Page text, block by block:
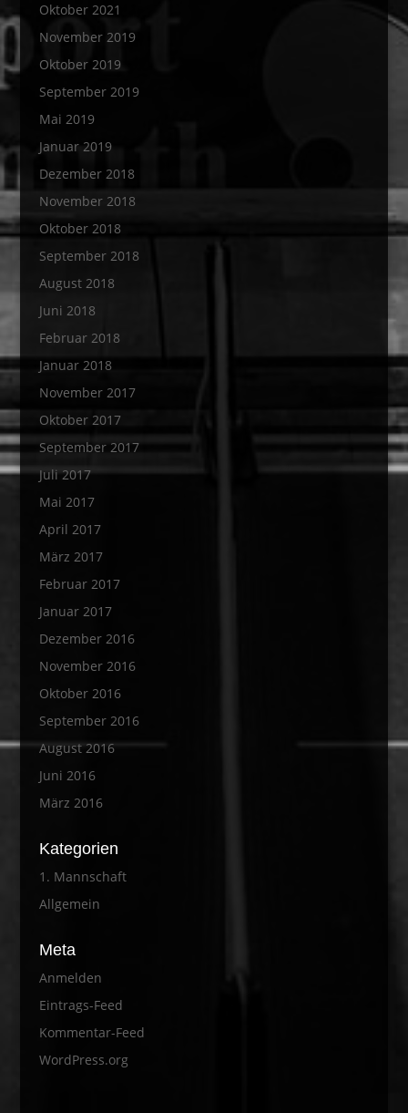
Oktober 2021
November 2019
Oktober 2019
September 2019
Mai 2019
Januar 2019
Dezember 2018
November 2018
Oktober 2018
September 2018
August 2018
Juni 2018
Februar 2018
Januar 2018
November 2017
Oktober 2017
September 2017
Juli 2017
Mai 2017
April 2017
März 2017
Februar 2017
Januar 2017
Dezember 2016
November 2016
Oktober 2016
September 2016
August 2016
Juni 2016
März 2016
Kategorien
1. Mannschaft
Allgemein
Meta
Anmelden
Eintrags-Feed
Kommentar-Feed
WordPress.org